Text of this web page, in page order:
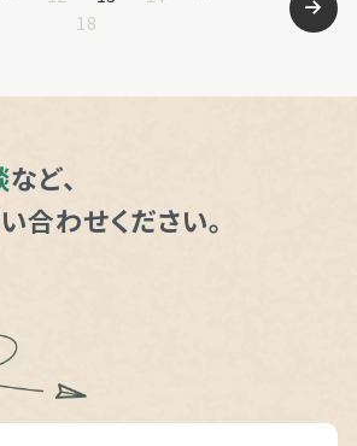
18
など、
合わせください。